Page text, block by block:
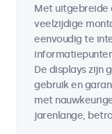
Met uitgebreide
veelzijdige
eenvoudig te
De displays zijn
gebruik en
met
jarenlange,